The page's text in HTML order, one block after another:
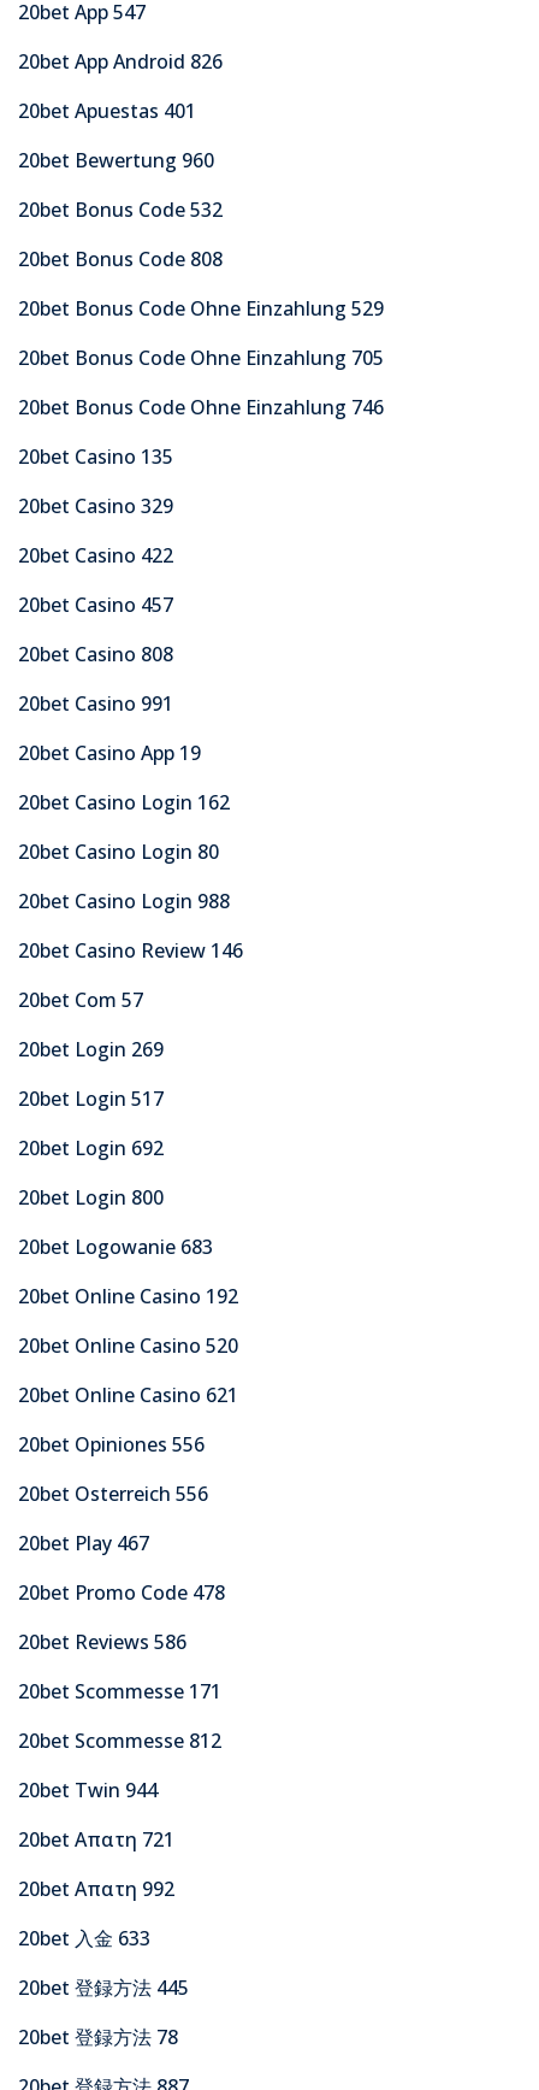
20bet App 547
20bet App Android 826
20bet Apuestas 401
20bet Bewertung 960
20bet Bonus Code 532
20bet Bonus Code 808
20bet Bonus Code Ohne Einzahlung 529
20bet Bonus Code Ohne Einzahlung 705
20bet Bonus Code Ohne Einzahlung 746
20bet Casino 135
20bet Casino 329
20bet Casino 422
20bet Casino 457
20bet Casino 808
20bet Casino 991
20bet Casino App 19
20bet Casino Login 162
20bet Casino Login 80
20bet Casino Login 988
20bet Casino Review 146
20bet Com 57
20bet Login 269
20bet Login 517
20bet Login 692
20bet Login 800
20bet Logowanie 683
20bet Online Casino 192
20bet Online Casino 520
20bet Online Casino 621
20bet Opiniones 556
20bet Osterreich 556
20bet Play 467
20bet Promo Code 478
20bet Reviews 586
20bet Scommesse 171
20bet Scommesse 812
20bet Twin 944
20bet Απατη 721
20bet Απατη 992
20bet 入金 633
20bet 登録方法 445
20bet 登録方法 78